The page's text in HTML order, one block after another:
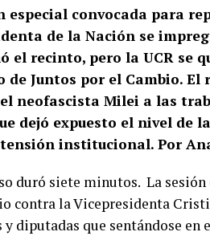
especial convocada para
de la Nación se
el recinto, pero la UCR se
de Juntos por el Cambio.
neofascista Milei a las
dejó expuesto el nivel de
institucional. Por
duró siete minutos. La
contra la Vicepresidenta
y diputadas que sentándose